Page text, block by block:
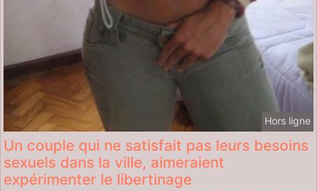
Hors ligne
Un couple qui ne satisfait pas leurs besoins
sexuels dans la ville, aimeraient
expérimenter le libertinage